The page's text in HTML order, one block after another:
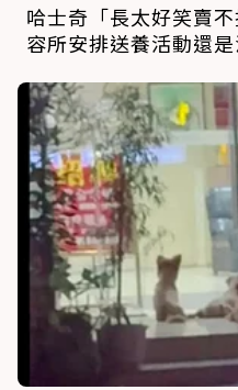
哈士奇「長太好笑賣
容所安排送養活動還